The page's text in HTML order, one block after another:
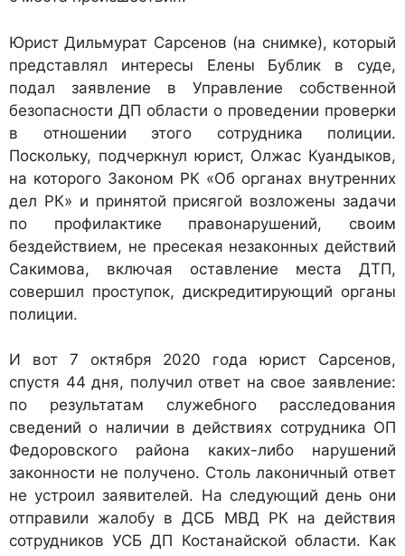
Юрист Дильмурат Сарсенов (на снимке), который
представлял интересы Елены Бублик в суде,
подал заявление в Управление собственной
безопасности ДП области о проведении проверки
в отношении этого сотрудника полиции.
Поскольку, подчеркнул юрист, Олжас Куандыков,
на которого Законом РК «Об органах внутренних
дел РК» и принятой присягой возложены задачи
по профилактике правонарушений, своим
бездействием, не пресекая незаконных действий
Сакимова, включая оставление места ДТП,
совершил проступок, дискредитирующий органы
полиции.
И вот 7 октября 2020 года юрист Сарсенов,
спустя 44 дня, получил ответ на свое заявление:
по результатам служебного расследования
сведений о наличии в действиях сотрудника ОП
Федоровского района каких-либо нарушений
законности не получено. Столь лаконичный ответ
не устроил заявителей. На следующий день они
отправили жалобу в ДСБ МВД РК на действия
сотрудников УСБ ДП Костанайской области. Как